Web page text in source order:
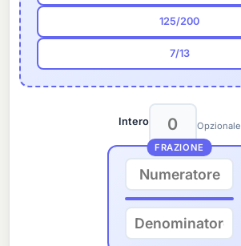
125/200
7/13
Intero
Opzionale
FRAZIONE